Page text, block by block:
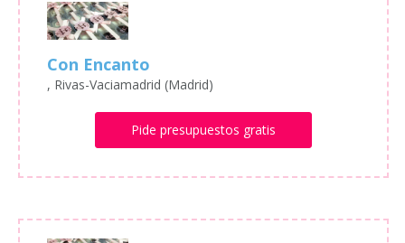
Con Encanto
, Rivas-Vaciamadrid (Madrid)
Pide presupuestos gratis